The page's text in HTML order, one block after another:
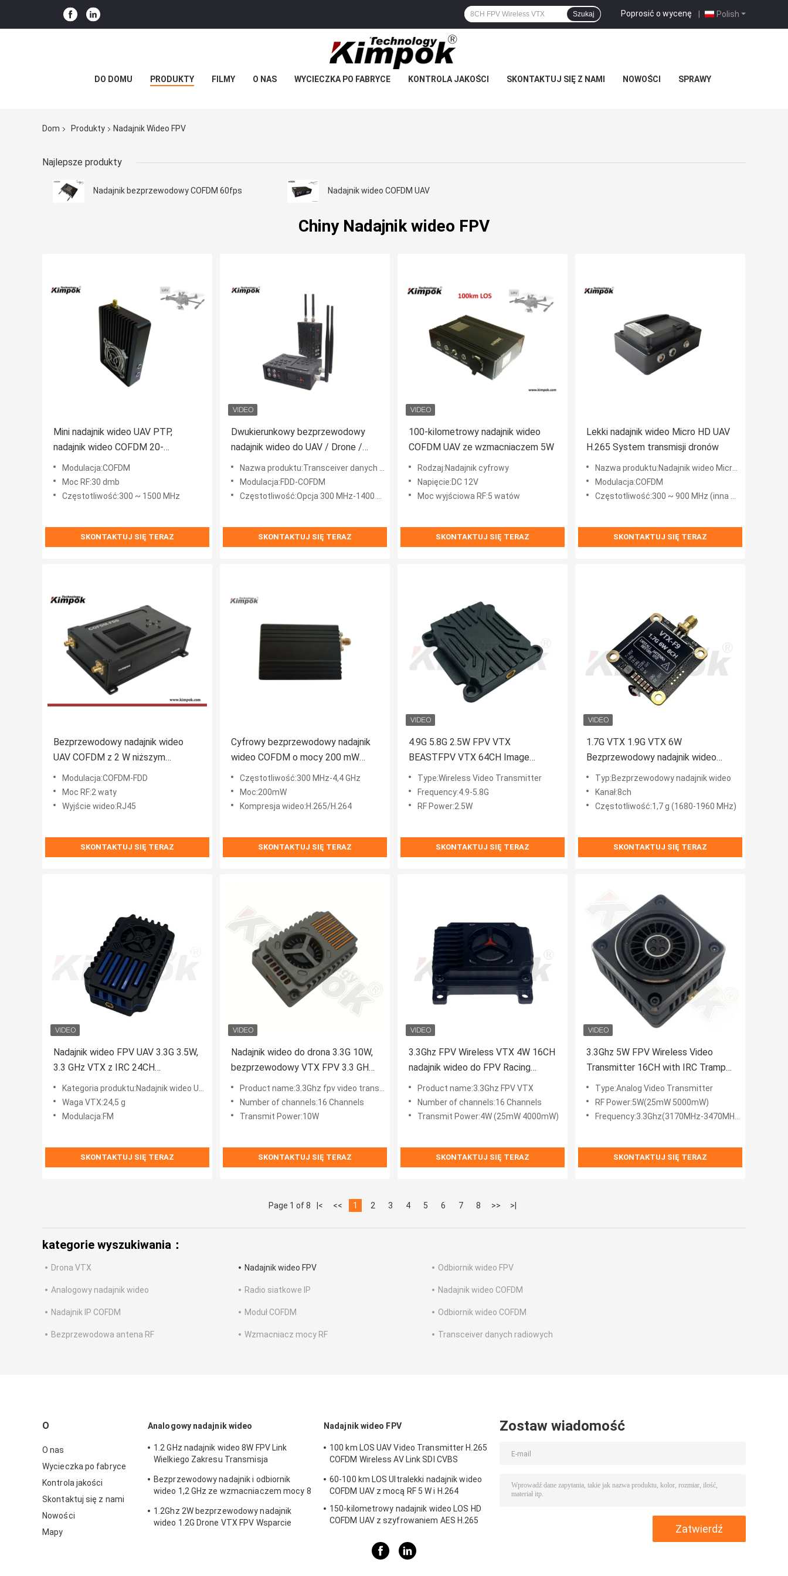
Polish
Poprosić o wycenę |
Szukaj
DO DOMU PRODUKTY FILMY O NAS WYCIECZKA PO FABRYCE KONTROLA JAKOŚCI SKONTAKTUJ SIĘ Z NAMI NOWOŚCI SPRAWY
Dom Produkty Nadajnik Wideo FPV
Najlepsze produkty
Nadajnik bezprzewodowy COFDM 60fps Nadajnik wideo COFDM UAV
Chiny Nadajnik wideo FPV
Mini nadajnik wideo UAV PTP,
nadajnik wideo COFDM 20-
kilometrowy uplink w czasie
rzeczywistym Lekki
Modulacja:COFDM
Moc RF:30 dmb
Częstotliwość:300 ~ 1500 MHz
SKONTAKTUJ SIĘ TERAZ
Dwukierunkowy bezprzewodowy
nadajnik wideo do UAV / Drone /
Robot
Nazwa produktu:Transceiver danych wideo
Modulacja:FDD-COFDM
Częstotliwość:Opcja 300 MHz-1400 MHz
SKONTAKTUJ SIĘ TERAZ
100-kilometrowy nadajnik wideo
COFDM UAV ze wzmacniaczem 5W
Rodzaj:Nadajnik cyfrowy
Napięcie:DC 12V
Moc wyjściowa RF:5 watów
SKONTAKTUJ SIĘ TERAZ
Lekki nadajnik wideo Micro HD UAV
H.265 System transmisji dronów
Nazwa produktu:Nadajnik wideo Micro UAV
Modulacja:COFDM
Częstotliwość:300 ~ 900 MHz (inna częstotliwość dostosowana)
SKONTAKTUJ SIĘ TERAZ
Bezprzewodowy nadajnik wideo
UAV COFDM z 2 W niższym
opóźnieniem 50 km Odległość
transmisji
Modulacja:COFDM-FDD
Moc RF:2 waty
Wyjście wideo:RJ45
SKONTAKTUJ SIĘ TERAZ
Cyfrowy bezprzewodowy nadajnik
wideo COFDM o mocy 200 mW
Lekka waga 420 g
Częstotliwość:300 MHz-4,4 GHz
Moc:200mW
Kompresja wideo:H.265/H.264
SKONTAKTUJ SIĘ TERAZ
4.9G 5.8G 2.5W FPV VTX
BEASTFPV VTX 64CH Image
Transmission Drone Accessories
Type:Wireless Video Transmitter
Frequency:4.9-5.8G
RF Power:2.5W
SKONTAKTUJ SIĘ TERAZ
1.7G VTX 1.9G VTX 6W
Bezprzewodowy nadajnik wideo
20km Długodystansowa transmisja
obrazu
Typ:Bezprzewodowy nadajnik wideo
Kanał:8ch
Częstotliwość:1,7 g (1680-1960 MHz)
SKONTAKTUJ SIĘ TERAZ
Nadajnik wideo FPV UAV 3.3G 3.5W,
3.3 GHz VTX z IRC 24CH
25mW/2000mW/3500mW Moduł
VTX FPV
Kategoria produktu:Nadajnik wideo UAV
Waga VTX:24,5 g
Modulacja:FM
SKONTAKTUJ SIĘ TERAZ
Nadajnik wideo do drona 3.3G 10W,
bezprzewodowy VTX FPV 3.3 GHz
do przesyłania wideo na duże
odległości
Product name:3.3Ghz fpv video transmitter
Number of channels:16 Channels
Transmit Power:10W
SKONTAKTUJ SIĘ TERAZ
3.3Ghz FPV Wireless VTX 4W 16CH
nadajnik wideo do FPV Racing
Drone Accessories Support IRC
Product name:3.3Ghz FPV VTX
Number of channels:16 Channels
Transmit Power:4W (25mW 4000mW)
SKONTAKTUJ SIĘ TERAZ
3.3Ghz 5W FPV Wireless Video
Transmitter 16CH with IRC Tramp
3.3G VTX UAV Parts for Drone Long
Range
Type:Analog Video Transmitter
RF Power:5W(25mW 5000mW)
Frequency:3.3Ghz(3170MHz-3470MHz)
SKONTAKTUJ SIĘ TERAZ
Page 1 of 8 |< << 1 2 3 4 5 6 7 8 >> >|
kategorie wyszukiwania：
Drona VTX Nadajnik wideo FPV Odbiornik wideo FPV
Analogowy nadajnik wideo Radio siatkowe IP Nadajnik wideo COFDM
Nadajnik IP COFDM Moduł COFDM Odbiornik wideo COFDM
Bezprzewodowa antena RF Wzmacniacz mocy RF Transceiver danych radiowych
O
O nas
Wycieczka po fabryce
Kontrola jakości
Skontaktuj się z nami
Nowości
Mapy
Analogowy nadajnik wideo
1.2 GHz nadajnik wideo 8W FPV Link
Wielkiego Zakresu Transmisja
Bezprzewodowy nadajnik i odbiornik
wideo 1,2 GHz ze wzmacniaczem mocy 8
1.2Ghz 2W bezprzewodowy nadajnik
wideo 1.2G Drone VTX FPV Wsparcie
Nadajnik wideo FPV
100 km LOS UAV Video Transmitter H.265
COFDM Wireless AV Link SDI CVBS
60-100 km LOS Ultralekki nadajnik wideo
COFDM UAV z mocą RF 5 W i H.264
150-kilometrowy nadajnik wideo LOS HD
COFDM UAV z szyfrowaniem AES H.265
Zostaw wiadomość